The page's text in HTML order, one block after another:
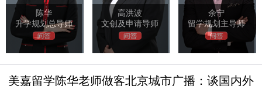
陈华
升学规划总导师
高洪波
文创及申请导师
余宁
留学规划主导师
美嘉留学陈华老师做客北京城市广播：谈国内外